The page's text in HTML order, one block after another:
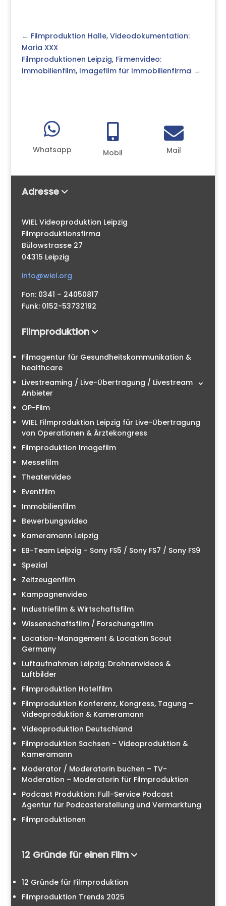
← Filmproduktion Halle, Videodokumentation:
Maria XXX
Filmproduktionen Leipzig, Firmenvideo:
Immobilienfilm, Imagefilm für Immobilienfirma →

Whatsapp

Mobil

Mail
Adresse
WIEL Videoproduktion Leipzig
Filmproduktionsfirma
Bülowstrasse 27
04315 Leipzig
info@wiel.org
Fon: 0341 – 24050817
Funk: 0152-53732192
Filmproduktion
Filmagentur für Gesundheitskommunikation &
healthcare
Livestreaming / Live-Übertragung / Livestream
Anbieter
OP-Film
WIEL Filmproduktion Leipzig für Live-Übertragung
von Operationen & Ärztekongress
Filmproduktion Imagefilm
Messefilm
Theatervideo
Eventfilm
Immobilienfilm
Bewerbungsvideo
Kameramann Leipzig
EB-Team Leipzig – Sony FS5 / Sony FS7 / Sony FS9
Spezial
Zeitzeugenfilm
Kampagnenvideo
Industriefilm & Wirtschaftsfilm
Wissenschaftsfilm / Forschungsfilm
Location-Management & Location Scout
Germany
Luftaufnahmen Leipzig: Drohnenvideos &
Luftbilder
Filmproduktion Hotelfilm
Filmproduktion Konferenz, Kongress, Tagung –
Videoproduktion & Kameramann
Videoproduktion Deutschland
Filmproduktion Sachsen – Videoproduktion &
Kameramann
Moderator / Moderatorin buchen – TV-
Moderation – Moderatorin für Filmproduktion
Podcast Produktion: Full-Service Podcast
Agentur für Podcasterstellung und Vermarktung
Filmproduktionen
12 Gründe für einen Film
12 Gründe für Filmproduktion
Filmproduktion Trends 2025